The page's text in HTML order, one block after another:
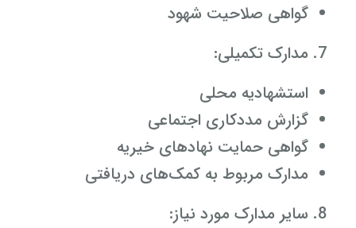
گواهی صلاحیت شهود
مدارک تکمیلی:
استشهادیه محلی
گزارش مددکاری اجتماعی
گواهی حمایت نهادهای خیریه
مدارک مربوط به کمک‌های دریافتی
سایر مدارک مورد نیاز: